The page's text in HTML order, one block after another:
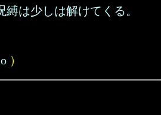
縛は少しは解けてくる。
）